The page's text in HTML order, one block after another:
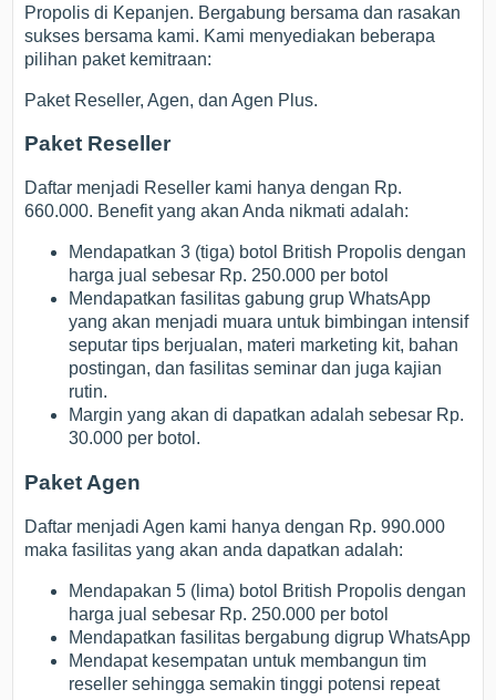
Propolis di Kepanjen. Bergabung bersama dan rasakan
sukses bersama kami. Kami menyediakan beberapa
pilihan paket kemitraan:
Paket Reseller, Agen, dan Agen Plus.
Paket Reseller
Daftar menjadi Reseller kami hanya dengan Rp.
660.000. Benefit yang akan Anda nikmati adalah:
Mendapatkan 3 (tiga) botol British Propolis dengan
harga jual sebesar Rp. 250.000 per botol
Mendapatkan fasilitas gabung grup WhatsApp
yang akan menjadi muara untuk bimbingan intensif
seputar tips berjualan, materi marketing kit, bahan
postingan, dan fasilitas seminar dan juga kajian
rutin.
Margin yang akan di dapatkan adalah sebesar Rp.
30.000 per botol.
Paket Agen
Daftar menjadi Agen kami hanya dengan Rp. 990.000
maka fasilitas yang akan anda dapatkan adalah:
Mendapakan 5 (lima) botol British Propolis dengan
harga jual sebesar Rp. 250.000 per botol
Mendapatkan fasilitas bergabung digrup WhatsApp
Mendapat kesempatan untuk membangun tim
reseller sehingga semakin tinggi potensi repeat